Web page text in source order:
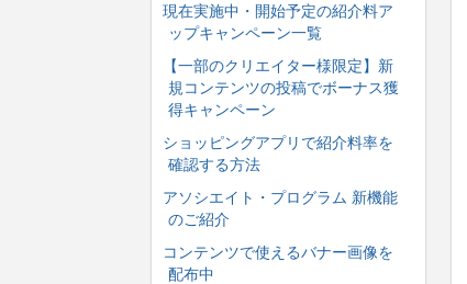
現在実施中・開始予定の紹介料ア
ップキャンペーン一覧
【一部のクリエイター様限定】新
規コンテンツの投稿でボーナス獲
得キャンペーン
ショッピングアプリで紹介料率を
確認する方法
アソシエイト・プログラム 新機能
のご紹介
コンテンツで使えるバナー画像を
配布中